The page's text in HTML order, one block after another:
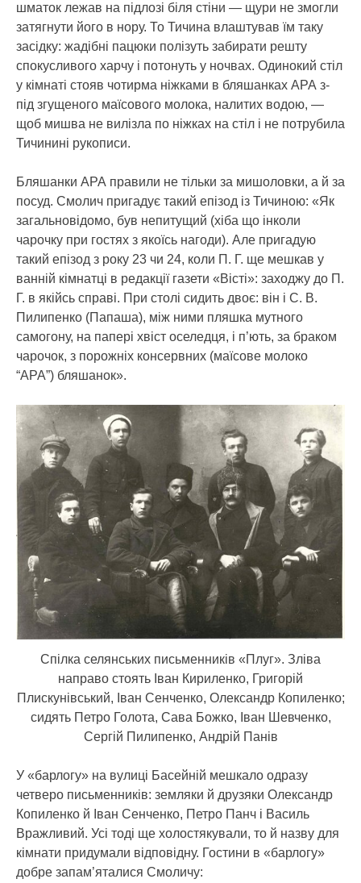
шматок лежав на підлозі біля стіни — щури не змогли
затягнути його в нору. То Тичина влаштував їм таку
засідку: жадібні пацюки полізуть забирати решту
спокусливого харчу і потонуть у ночвах. Одинокий стіл
у кімнаті стояв чотирма ніжками в бляшанках АРА з-
під згущеного маїсового молока, налитих водою, —
щоб мишва не вилізла по ніжках на стіл і не потрубила
Тичинині рукописи.
Бляшанки АРА правили не тільки за мишоловки, а й за
посуд. Смолич пригадує такий епізод із Тичиною: «Як
загальновідомо, був непитущий (хіба що інколи
чарочку при гостях з якоїсь нагоди). Але пригадую
такий епізод з року 23 чи 24, коли П. Г. ще мешкав у
ванній кімнатці в редакції газети «Вісті»: заходжу до П.
Г. в якійсь справі. При столі сидить двоє: він і С. В.
Пилипенко (Папаша), між ними пляшка мутного
самогону, на папері хвіст оселедця, і п’ють, за браком
чарочок, з порожніх консервних (маїсове молоко
“АРА”) бляшанок».
Спілка селянських письменників «Плуг». Зліва
направо стоять Іван Кириленко, Григорій
Плискунівський, Іван Сенченко, Олександр Копиленко;
сидять Петро Голота, Сава Божко, Іван Шевченко,
Сергій Пилипенко, Андрій Панів
У «барлогу» на вулиці Басейній мешкало одразу
четверо письменників: земляки й друзяки Олександр
Копиленко й Іван Сенченко, Петро Панч і Василь
Вражливий. Усі тоді ще холостякували, то й назву для
кімнати придумали відповідну. Гостини в «барлогу»
добре запам’яталися Смоличу: